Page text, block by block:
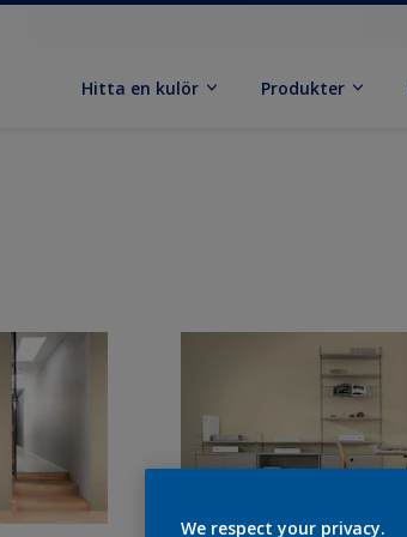
Hitta en kulör Produkter
We respect your privacy.